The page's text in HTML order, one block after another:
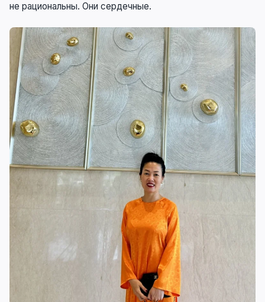
не рациональны. Они сердечные.